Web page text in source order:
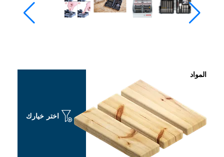
اختر خيارك